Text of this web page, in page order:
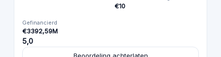
€10
Gefinancierd
€3392,59M
5,0
Beoordeling achterlaten